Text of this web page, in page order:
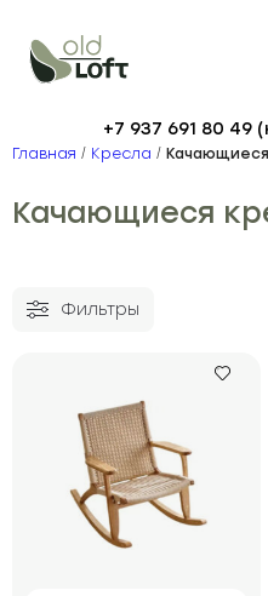
+7 937 691 80 49
Главная / Кресла /
Качающиеся
Фильтры